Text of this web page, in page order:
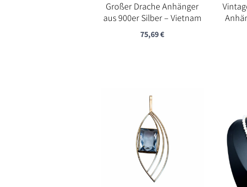
Großer Drache Anhänger
aus 900er Silber – Vietnam
75,69€